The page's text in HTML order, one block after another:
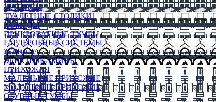
МАТРАСЫ
ТУАЛЕТНЫЕ СТОЛИКИ
КОМОДЫ
ПРИКРОВАТНЫЕ ТУМБЫ
ГАРДЕРОБНЫЕ СИСТЕМЫ
ЗЕРКАЛА
ЭЛЕКТРОКАМИНЫ
ПРИХОЖАЯ
МАЛЕНЬКИЕ ПРИХОЖИЕ
МОДУЛЬНЫЕ ПРИХОЖИЕ
ОБУВНЫЕ ТУМБЫ